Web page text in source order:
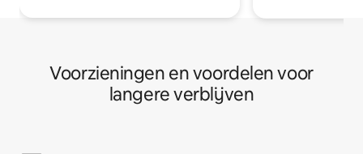
Voorzieningen en voordelen voor
langere verblijven